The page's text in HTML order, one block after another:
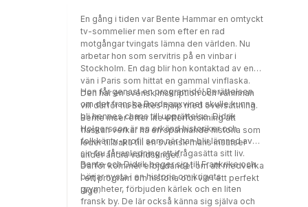
En gång i tiden var Bente Hammar en omtyckt
tv-sommelier men som efter en rad
motgångar tvingats lämna den världen. Nu
arbetar hon som servitris på en vinbar i
Stockholm. En dag blir hon kontaktad av en
vän i Paris som hittat en gammal vinflaska.
Den har en svensk inskription och väninnan
vill därför ha Bentes hjälp med översättning.
Bente inser efter lite efterforskning att
flaskan verkar ha en spännande historia som
leder tillbaka till en svensk mans insatser
under andra världskriget.
Hon får genast en programidé! Berättelsen
om det franska Bordeauxvinet skulle kunna
bli hennes chans till upprättelse. Didrik
Holgersson är en erkänd historiker och
folkkär tv-profil som när han blir lämnad av
sin fru får anledning att ifrågasätta sitt liv.
Därför kommer erbjudandet om att medverka
i ett program om historia och vin i ett perfekt
läge.
Bente och Didrik beger sig till Frankrike och
börjar nysta i en historia om krigets
grymheter, förbjuden kärlek och en liten
fransk by. De lär också känna sig själva och